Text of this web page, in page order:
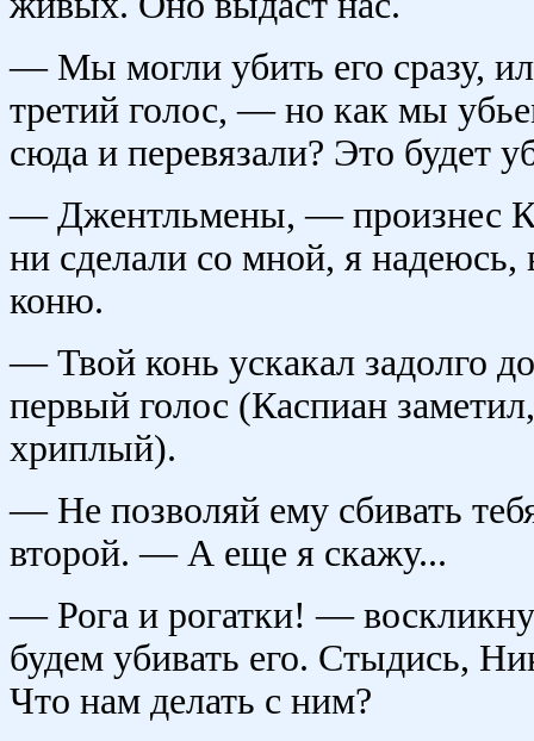
— Мы могли убить его сразу,
третий голос, — но как мы
сюда и перевязали? Это будет
— Джентльмены, — произнес
ни сделали со мной, я
коню.
— Твой конь ускакал задолго
первый голос (Каспиан
хриплый).
— Не позволяй ему сбивать
второй. — А еще я скажу...
— Рога и рогатки! —
будем убивать его. Стыдись,
Что нам делать с ним?